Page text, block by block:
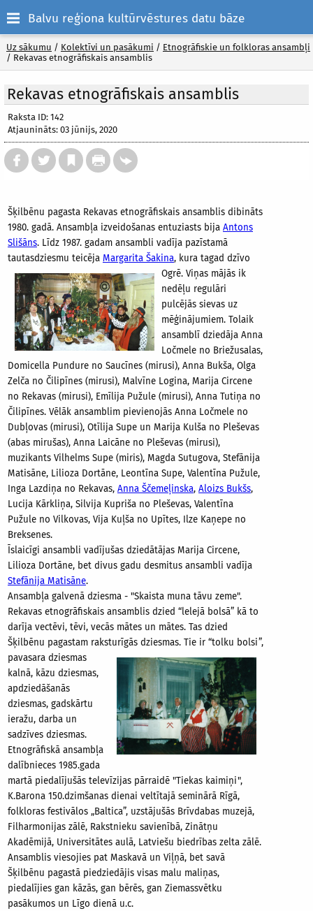
Balvu reģiona kultūrvēstures datu bāze
Uz sākumu / Kolektīvi un pasākumi / Etnogrāfiskie un folkloras ansambļi
/ Rekavas etnogrāfiskais ansamblis
Rekavas etnogrāfiskais ansamblis
Raksta ID: 142
Atjaunināts: 03 jūnijs, 2020
Šķilbēnu pagasta Rekavas etnogrāfiskais ansamblis dibināts
1980. gadā. Ansambļa izveidošanas entuziasts bija Antons
Slišāns. Līdz 1987. gadam ansambli vadīja pazīstamā
tautasdziesmu teicēja Margarita Šakina, kura tagad dzīvo
Ogrē. Viņas mājās ik
nedēļu regulāri
pulcējās sievas uz
mēģinājumiem. Tolaik
ansamblī dziedāja Anna
Ločmele no Briežusalas,
Domicella Pundure no Saucīnes (mirusi), Anna Bukša, Olga
Zelča no Čilipīnes (mirusi), Malvīne Logina, Marija Circene
no Rekavas (mirusi), Emīlija Pužule (mirusi), Anna Tutiņa no
Čilipīnes. Vēlāk ansamblim pievienojās Anna Ločmele no
Dubļovas (mirusi), Otīlija Supe un Marija Kulša no Pleševas
(abas mirušas), Anna Laicāne no Pleševas (mirusi),
muzikants Vilhelms Supe (miris), Magda Sutugova, Stefānija
Matisāne, Lilioza Dortāne, Leontīna Supe, Valentīna Pužule,
Inga Lazdiņa no Rekavas, Anna Ščemeļinska, Aloizs Bukšs,
Lucija Kārkliņa, Silvija Kupriša no Pleševas, Valentīna
Pužule no Vilkovas, Vija Kuļša no Upītes, Ilze Kaņepe no
Breksenes.
Īslaicīgi ansambli vadījušas dziedātājas Marija Circene,
Lilioza Dortāne, bet divus gadu desmitus ansambli vadīja
Stefānija Matisāne.
Ansambļa galvenā dziesma - "Skaista muna tāvu zeme".
Rekavas etnogrāfiskais ansamblis dzied “lelejā bolsā” kā to
darīja vectēvi, tēvi, vecās mātes un mātes. Tas dzied
Šķilbēnu pagastam raksturīgās dziesmas. Tie ir “tolku bolsi”,
pavasara dziesmas
kalnā, kāzu dziesmas,
apdziedāšanās
dziesmas, gadskārtu
ieražu, darba un
sadzīves dziesmas.
Etnogrāfiskā ansambļa
dalībnieces 1985.gada
martā piedalījušās televīzijas pārraidē "Tiekas kaimiņi",
K.Barona 150.dzimšanas dienai veltītajā seminārā Rīgā,
folkloras festivālos „Baltica”, uzstājušās Brīvdabas muzejā,
Filharmonijas zālē, Rakstnieku savienībā, Zinātņu
Akadēmijā, Universitātes aulā, Latviešu biedrības zelta zālē.
Ansamblis viesojies pat Maskavā un Viļņā, bet savā
Šķilbēnu pagastā piedziedājis visas malu maliņas,
piedalījies gan kāzās, gan bērēs, gan Ziemassvētku
pasākumos un Līgo dienā u.c.